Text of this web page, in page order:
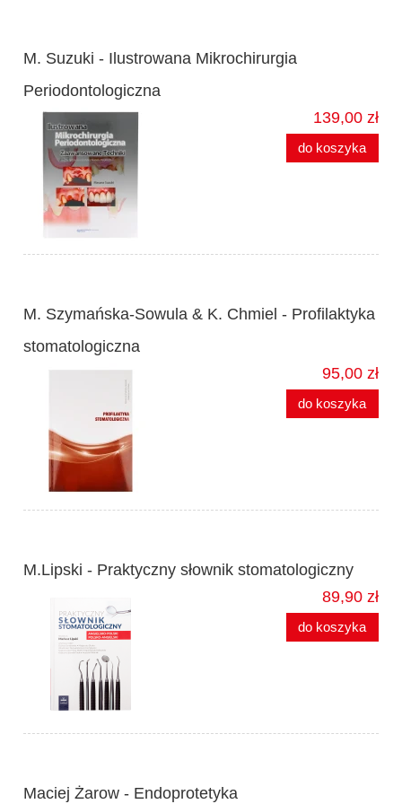
M. Suzuki - Ilustrowana Mikrochirurgia
Periodontologiczna
139,00 zł
do koszyka
M. Szymańska-Sowula & K. Chmiel - Profilaktyka
stomatologiczna
95,00 zł
do koszyka
M.Lipski - Praktyczny słownik stomatologiczny
89,90 zł
do koszyka
Maciej Żarow - Endoprotetyka